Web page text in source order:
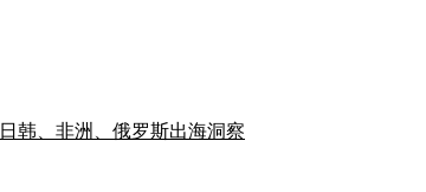
韩、非洲、俄罗斯出海洞察